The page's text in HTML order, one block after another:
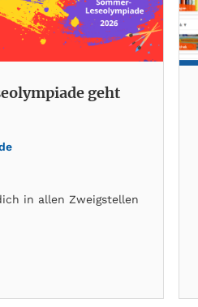
geht
in allen Zweigstellen